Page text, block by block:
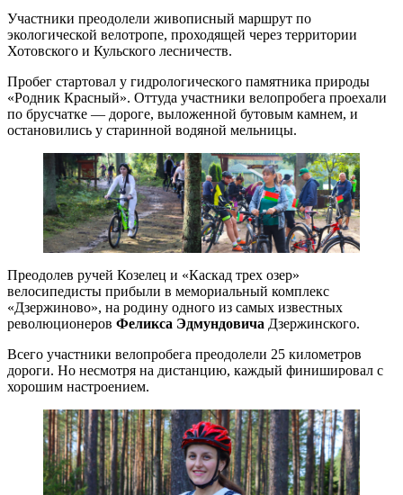
Участники преодолели живописный маршрут по
экологической велотропе, проходящей через территории
Хотовского и Кульского лесничеств.
Пробег стартовал у гидрологического памятника природы
«Родник Красный». Оттуда участники велопробега проехали
по брусчатке — дороге, выложенной бутовым камнем, и
остановились у старинной водяной мельницы.
Преодолев ручей Козелец и «Каскад трех озер»
велосипедисты прибыли в мемориальный комплекс
«Дзержиново», на родину одного из самых известных
революционеров Феликса Эдмундовича Дзержинского.
Всего участники велопробега преодолели 25 километров
дороги. Но несмотря на дистанцию, каждый финишировал с
хорошим настроением.